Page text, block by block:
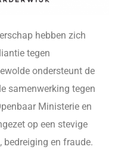
hebben zich
tegen
ondersteunt de
samenwerking tegen
Ministerie en
op een stevige
en fraude.